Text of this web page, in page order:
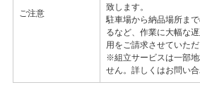
ご注意
致します。
駐車場から納品場所ま
るなど、作業に大幅な
用をご請求させていただ
※組立サービスは一部
せん。詳しくはお問い合